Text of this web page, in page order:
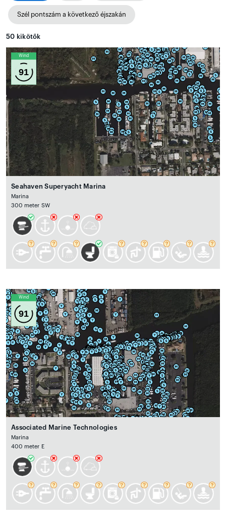
Szél pontszám a következő éjszakán
50 kikötők
Wind
91
Seahaven Superyacht Marina
Marina
300 meter SW
Wind
91
Associated Marine Technologies
Marina
400 meter E